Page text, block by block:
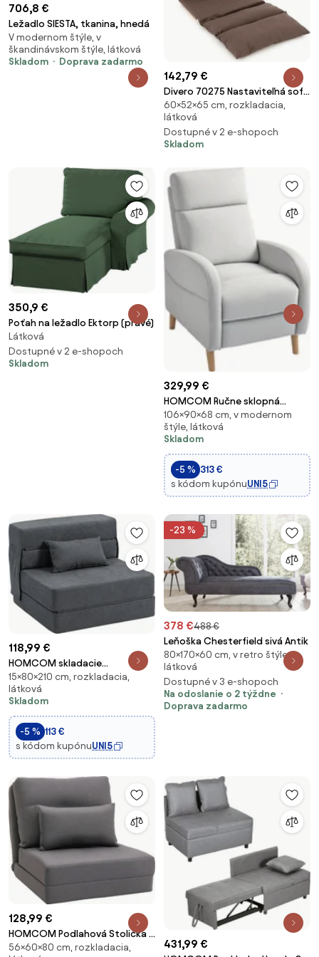
706,8 €
Ležadlo SIESTA, tkanina, hnedá
V modernom štýle, v
škandinávskom štýle, látková
Skladom
Doprava zadarmo
142,79 €
Divero 70275 Nastaviteľná sofa
- hnedá
60×52×65 cm, rozkladacia,
látková
Dostupné v 2 e-shopoch
Skladom
350,9 €
Poťah na ležadlo Ektorp (pravé)
Látková
Dostupné v 2 e-shopoch
Skladom
329,99 €
HOMCOM Ručne sklopná
relaxačná pohovka čalúnená
syntetickým ľanom s opierkou
na nohy a bočnou kapsou,
nosnosť 120 kg | Aosom
106×90×68 cm, v modernom
štýle, látková
Skladom
-5 % 313 €
s kódom kupónuUNI5
118,99 €
HOMCOM skladacie
kreslo‑posteľ — rozkladateľné
podlahové kreslo na chaise
longue a matrac, úsporné lôžko
do obývačky a štúdia (80 × 80 ×
64 cm), tmavo
15×80×210 cm, rozkladacia,
látková
Skladom
-5 % 113 €
s kódom kupónuUNI5
-23 %
378 €488 €
Leňoška Chesterfield sivá Antik
80×170×60 cm, v retro štýle,
látková
Dostupné v 3 e-shopoch
Na odoslanie o 2 týždne
Doprava zadarmo
128,99 €
HOMCOM Podlahová Stolička 2
v 1 - Skladacia Posteľ s
56×60×80 cm, rozkladacia,
431,99 €